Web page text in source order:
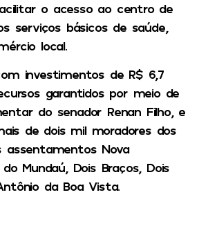
o acesso ao centro de
serviços básicos de saúde,
local.
investimentos de R$ 6,7
garantidos por meio de
do senador Renan Filho, e
de dois mil moradores dos
assentamentos Nova
Mundaú, Dois Braços, Dois
da Boa Vista.